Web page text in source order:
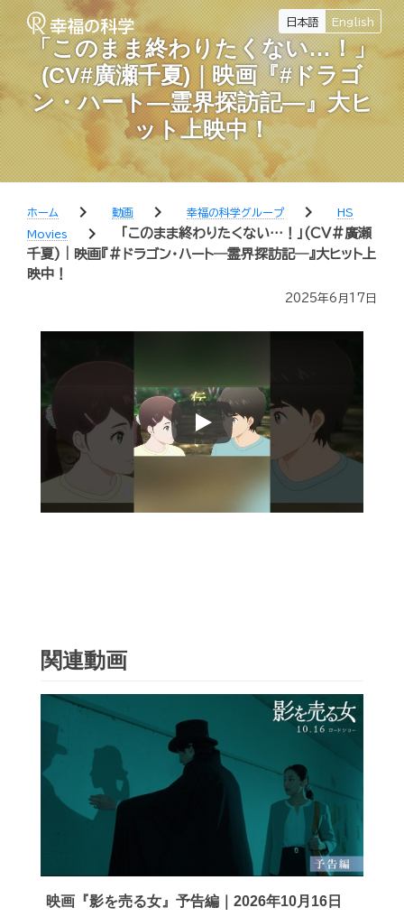
日本語 English
「このまま終わりたくない…！」
(CV#廣瀬千夏)｜映画『#ドラゴ
ン・ハート―霊界探訪記―』大ヒ
ット上映中！
ホーム chevron_right 動画 chevron_right 幸福の科学グループ chevron_right
HS
Movies
chevron_right
「このまま終わりたくない…！」(CV#廣瀬
千夏)｜映画『#ドラゴン・ハート―霊界探訪記―』大ヒット上
映中！
2025年6月17日
Play
関連動画
映画『影を売る女』予告編｜2026年10月16日